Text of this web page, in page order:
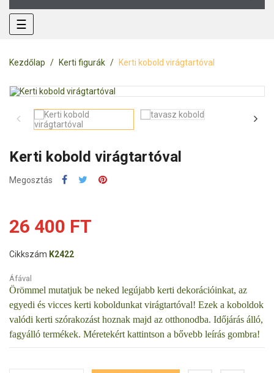
Toggle
navigation
☰
Kezdőlap Kerti figurák Kerti kobold virágtartóval
Kerti kobold virágtartóval
Megosztás
26 400 FT
Cikkszám K2422
Áfával
Örömmel mutatjuk be neked legújabb kerti dekorációinkat, az
egyedi és vicces kerti koboldunkat virágtartóval! Ezek a koboldok
valódi kerti szórakozást hoznak majd az otthonodba. Időjárás álló,
fagyálló termékek. Méretekért kattintson a bővebb leírás gombra!